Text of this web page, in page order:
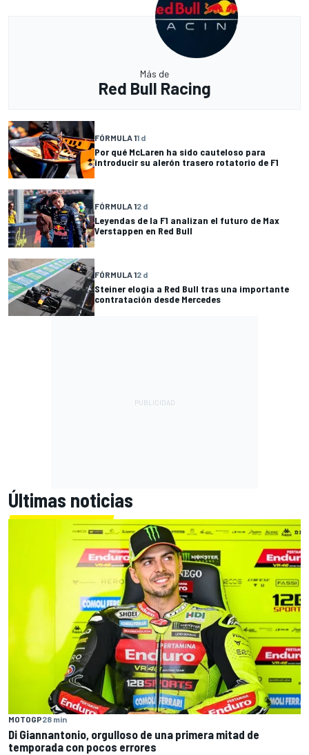
Más de
Red Bull Racing
FÓRMULA 11 d
Por qué McLaren ha sido cauteloso para
introducir su alerón trasero rotatorio de F1
FÓRMULA 12 d
Leyendas de la F1 analizan el futuro de Max
Verstappen en Red Bull
FÓRMULA 12 d
Steiner elogia a Red Bull tras una importante
contratación desde Mercedes
Últimas noticias
MOTOGP28 min
Di Giannantonio, orgulloso de una primera mitad de
temporada con pocos errores